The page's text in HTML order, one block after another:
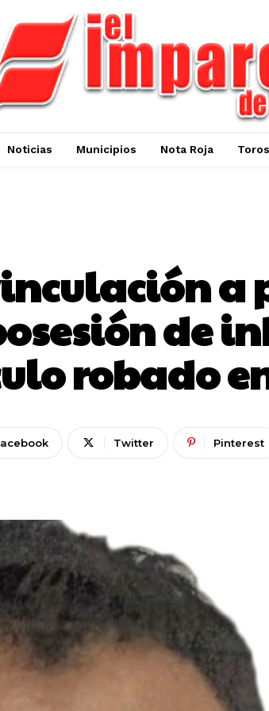
Noticias Municipios Nota Roja
a
de
robado
Twitter Pinterest